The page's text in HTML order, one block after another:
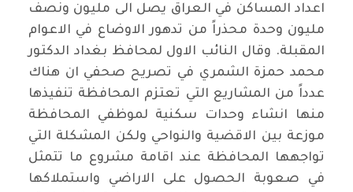
اعداد المساكن في العراق يصل الى مليون ونصف
مليون وحدة محذراً من تدهور الاوضاع في الاعوام
المقبلة. وقال النائب الاول لمحافظ بغداد الدكتور
محمد حمزة الشمري في تصريح صحفي ان هناك
عدداً من المشاريع التي تعتزم المحافظة تنفيذها
منها انشاء وحدات سكنية لموظفي المحافظة
موزعة بين الاقضية والنواحي ولكن المشكلة التي
تواجهها المحافظة عند اقامة مشروع ما تتمثل
في صعوبة الحصول على الاراضي واستملاكها